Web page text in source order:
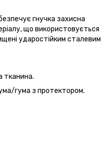
гнучка захисна
що використовується
ударостійким сталевим
тканина.
гума з протектором.